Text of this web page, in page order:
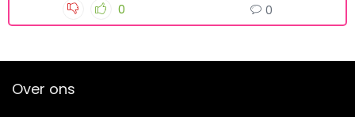
0 0
Over ons